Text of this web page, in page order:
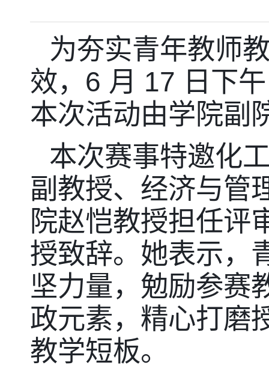
为夯实青年教师
效， 6 月 17 日下
本次活动由学院副
本次赛事特邀化
副教授、经济与管
院赵恺教授担任评
授致辞。她表示，
坚力量，勉励参赛
政元素，精心打磨
教学短板。